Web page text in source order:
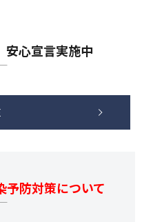
安心宣言実施中
予防対策について